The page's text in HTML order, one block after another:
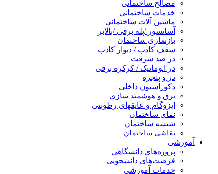
مصالح ساختمانی
خدمات ساختمانی
ماشین آلات ساختمانی
آسانسور /پله برقی /بالابر
بازسازی ساختمان
سقف کاذب / دیوار کاذب
در ضد سرقت
در اتوماتیک / کرکره برقی
در و پنجره
دکوراسیون داخلی
برق و هوشمند سازی
ایزوگام و عایقهای رطوبتی
نمای ساختمان
شیشه ساختمان
نقاشی ساختمان
آموزشی
پروژه‌های دانشگاهی
فرصت‌های دانشجویی
خدمات آموزشی